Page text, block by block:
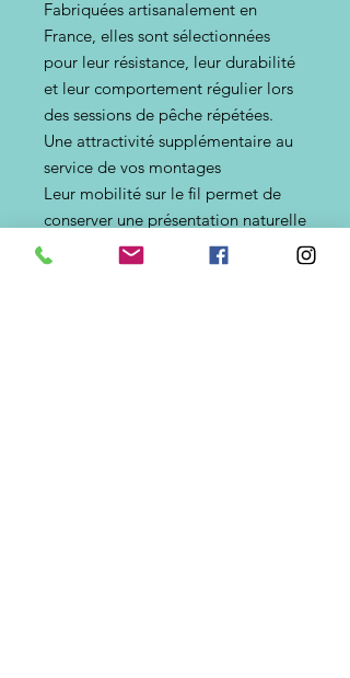
Fabriquées artisanalement en
France, elles sont sélectionnées
pour leur résistance, leur durabilité
et leur comportement régulier lors
des sessions de pêche répétées.
Une attractivité supplémentaire au
service de vos montages
Leur mobilité sur le fil permet de
conserver une présentation naturelle
tout en ajoutant un point d'intérêt